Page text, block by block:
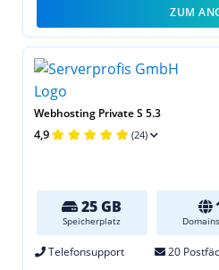
ZUM
Webhosting Private S 5.3
4,9 (24)
25 GB
Speicherplatz
Telefonsupport 20